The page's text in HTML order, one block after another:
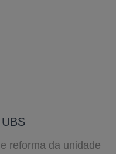
reforma da unidade